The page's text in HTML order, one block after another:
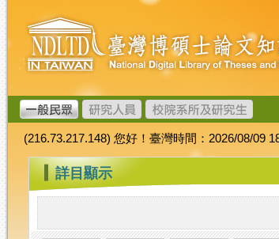
跳
到
主
要
內
容
臺
灣
博
碩
士
論
文
加
值
系
統
(216.73.217.148) 您好！臺灣時間：2026/08/09
::: 詳目顯示